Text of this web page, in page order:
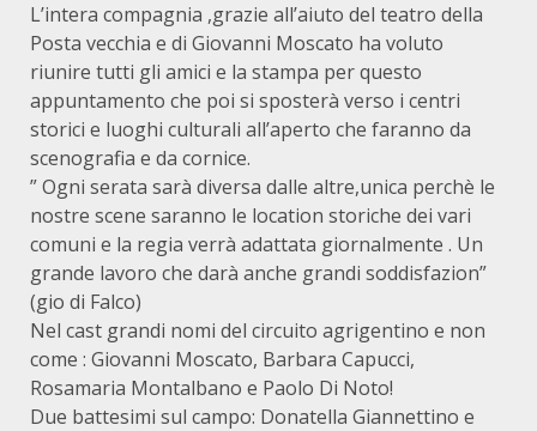
L’intera compagnia ,grazie all’aiuto del teatro della
Posta vecchia e di Giovanni Moscato ha voluto
riunire tutti gli amici e la stampa per questo
appuntamento che poi si sposterà verso i centri
storici e luoghi culturali all’aperto che faranno da
scenografia e da cornice.
” Ogni serata sarà diversa dalle altre,unica perchè le
nostre scene saranno le location storiche dei vari
comuni e la regia verrà adattata giornalmente . Un
grande lavoro che darà anche grandi soddisfazion”
(gio di Falco)
Nel cast grandi nomi del circuito agrigentino e non
come : Giovanni Moscato, Barbara Capucci,
Rosamaria Montalbano e Paolo Di Noto!
Due battesimi sul campo: Donatella Giannettino e